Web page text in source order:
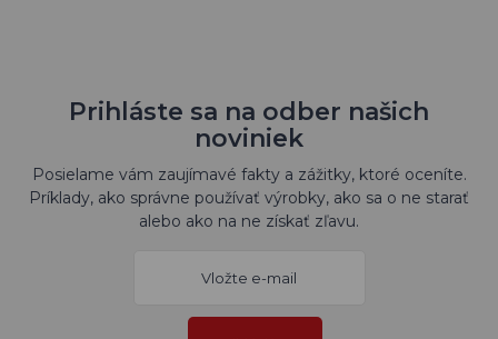
Prihláste sa na odber našich
noviniek
Posielame vám zaujímavé fakty a zážitky, ktoré oceníte.
Príklady, ako správne používať výrobky, ako sa o ne starať
alebo ako na ne získať zľavu.